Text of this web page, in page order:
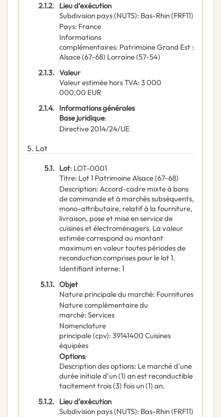
2.1.2. Lieu d’exécution
Subdivision pays (NUTS): Bas-Rhin(FRF11)
Pays: France
Informations
complémentaires: Patrimoine Grand Est :
Alsace (67-68) Lorraine (57-54)
2.1.3. Valeur
Valeur estimée hors TVA: 3 000
000,00 EUR
2.1.4. Informations générales
Base juridique:
Directive 2014/24/UE
5. Lot
5.1. Lot: LOT-0001
Titre: Lot 1 Patrimoine Alsace (67-68)
Description: Accord-cadre mixte à bons
de commande et à marchés subséquents,
mono-attributaire, relatif à la fourniture,
livraison, pose et mise en service de
cuisines et électroménagers. La valeur
estimée correspond au montant
maximum en valeur toutes périodes de
reconduction comprises pour le lot 1.
Identifiant interne: 1
5.1.1. Objet
Nature principale du marché: Fournitures
Nature complémentaire du
marché: Services
Nomenclature
principale(cpv): 39141400 Cuisines
équipées
Options:
Description des options: Le marché d'une
durée initiale d'un (1) an est reconductible
tacitement trois (3) fois un (1) an.
5.1.2. Lieu d’exécution
Subdivision pays (NUTS): Bas-Rhin(FRF11)